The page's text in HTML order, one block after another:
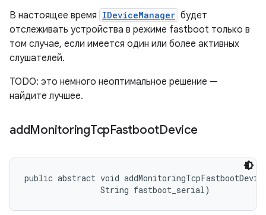
В настоящее время IDeviceManager будет
отслеживать устройства в режиме fastboot только в
том случае, если имеется один или более активных
слушателей.
TODO: это немного неоптимальное решение —
найдите лучшее.
addMonitoringTcpFastbootDevice
public abstract void
                String fastboot_serial)